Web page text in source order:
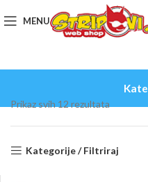
MENU
Prikaz svih 12 rezultata
Kategorije / Filtriraj